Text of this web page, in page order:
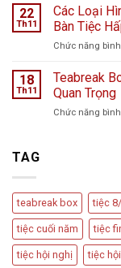
22
Th11
Các Loại
Bàn Tiệc
Chức năng
18
Th11
Teabreak
Quan Trọng
Chức năng
TAG
teabreak box tiệc
tiệc cuối năm tiệc
tiệc hội nghị tiệc